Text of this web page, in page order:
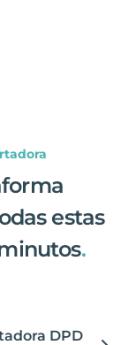
estas
.
DPD